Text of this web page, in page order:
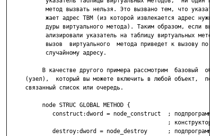
метод вызвать нельзя. Это вызвано тем, что
жает адрес ТВМ (из которой извлекается адрес
дуры виртуального метода). Таким образом, если вы
ализировали указатель на таблицу виртуальных
вызов  виртуального  метода приведет к вызову по
           случайному адресу.
В качестве другого примера рассмотрим  базовый
(узел),  который вы можете включить в любой объект,
     связанный список или очередь.
          node STRUC GLOBAL METHOD {
             construct:dword = node_construct  ; подпрограмма
; конструктора
             destroy:dword = node_destroy      ; подпрограмма